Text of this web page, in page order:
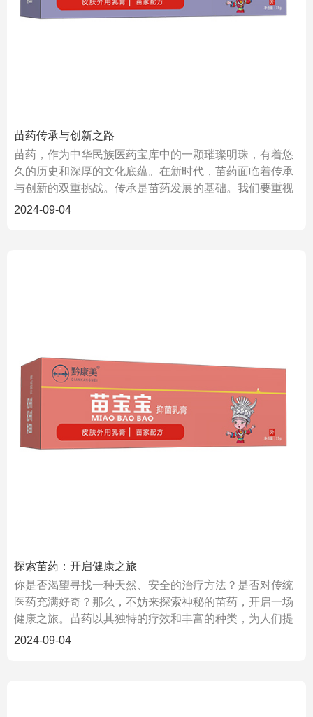
苗药传承与创新之路
苗药，作为中华民族医药宝库中的一颗璀璨明珠，有着悠
久的历史和深厚的文化底蕴。在新时代，苗药面临着传承
与创新的双重挑战。传承是苗药发展的基础。我们要重视
苗药的传统
2024-09-04
探索苗药：开启健康之旅
你是否渴望寻找一种天然、安全的治疗方法？是否对传统
医药充满好奇？那么，不妨来探索神秘的苗药，开启一场
健康之旅。苗药以其独特的疗效和丰富的种类，为人们提
供了多种治
2024-09-04